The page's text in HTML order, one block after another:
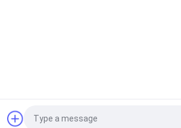
Αίτηση κράτησης